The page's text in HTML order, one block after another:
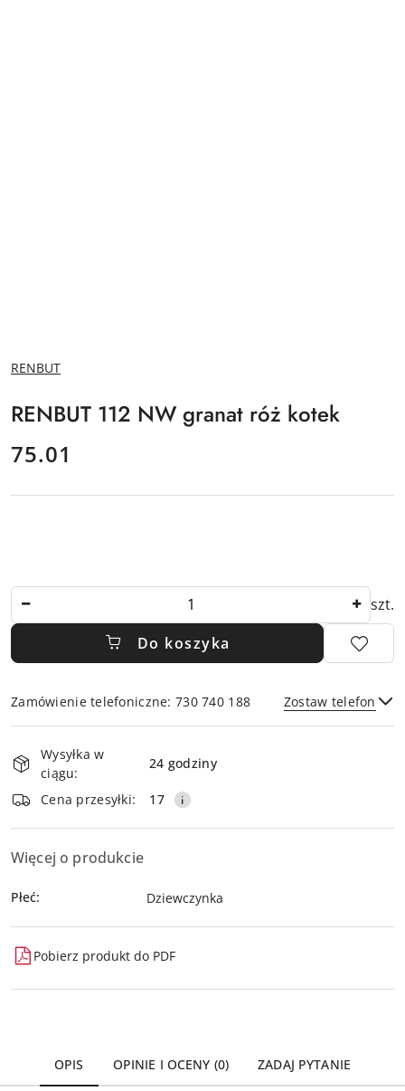
NAZWA
PRODUCENTA:
RENBUT
RENBUT 112 NW granat róż kotek
cena:
75.01
szt.
Do koszyka
Zamówienie telefoniczne: 730 740 188 Zostaw telefon
i
dostawa
Wysyłka w
ciągu:
24 godziny
Cena przesyłki: 17
Więcej o produkcie
Płeć: Dziewczynka
Pobierz produkt do PDF
OPIS OPINIE I OCENY (0) ZADAJ PYTANIE